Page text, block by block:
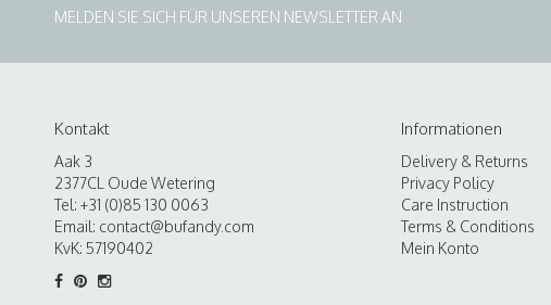
MELDEN SIE SICH FÜR UNSEREN NEWSLETTER AN
Kontakt
Aak 3
2377CL Oude Wetering
Tel: +31 (0)85 130 0063
Email: contact@bufandy.com
KvK: 57190402
Informationen
Delivery & Returns
Privacy Policy
Care Instruction
Terms & Conditions
Mein Konto